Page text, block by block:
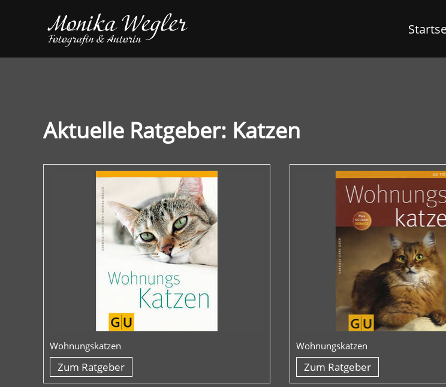
Aktuelle Ratgeber: Katzen
Wohnungskatzen
Zum Ratgeber
Wohnungskatzen
Zum Ratgeber